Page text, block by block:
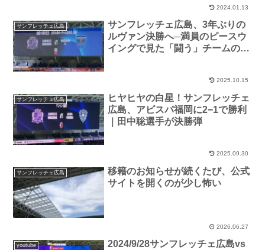
2024.01.13
サンフレッチェ広島
サンフレッチェ広島、3年ぶりの
ルヴァン決勝へ─満員のピースウ
イングで見た「闘う」チームの
2025.10.15
サンフレッチェ広島
ヒヤヒヤの白星！サンフレッチェ
広島、アビスパ福岡に2−1で勝利
｜田中聡選手が決勝弾
2025.09.30
サンフレッチェ広島
移籍のお知らせが続くたび、公式
サイトを開くのが少し怖い
2026.06.27
youtube
2024/9/28サンフレッチェ広島vs